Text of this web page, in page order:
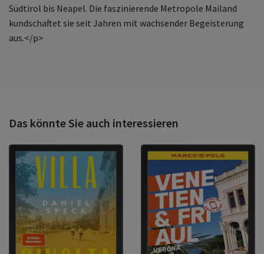
Südtirol bis Neapel. Die faszinierende Metropole Mailand
kundschaftet sie seit Jahren mit wachsender Begeisterung
aus.</p>
Das könnte Sie auch interessieren